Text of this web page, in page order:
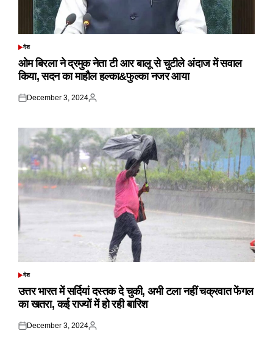
POSTED
देश
ओम बिरला ने द्रमुक नेता टी आर बालू से चुटीले अंदाज में सवाल
किया, सदन का माहौल हल्का&फुल्का नजर आया
Posted
December 3, 2024
Posted
POSTED
देश
उत्तर भारत में सर्दियां दस्तक दे चुकी, अभी टला नहीं चक्रवात फेंगल
का खतरा, कई राज्यों में हो रही बारिश
Posted
December 3, 2024
Posted